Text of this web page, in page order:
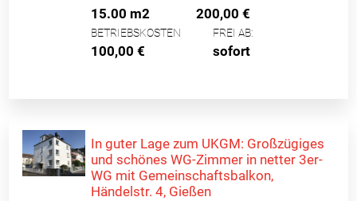
15.00 m2 200,00 €
BETRIEBSKOSTEN
100,00 €
FREI AB:
sofort
In guter Lage zum UKGM: Großzügiges
und schönes WG-Zimmer in netter 3er-
WG mit Gemeinschaftsbalkon,
Händelstr. 4, Gießen